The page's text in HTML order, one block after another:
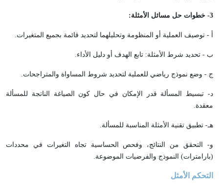
3
- خطوات حل مسائل الأمثلة:
أ - توصيف العملية أو المنظومة وتحليلهما لتحديد قائمة بجميع المتغيرات.
ب - تحديد شرط الأمثلة: تابع الهدف أو دليل الأداء.
ج - وضع نموذج رياضي للعملية لتحديد شروط المساواة والمتراجحات.
د- تبسيط المسألة قدر الإمكان في حال كون الصياغة الناتجة للمسألة
معقدة.
هـ- تطبيق تقنية الأمثلة المناسبة للمسألة.
و- التحقق من النتائج، وفحص الحساسية تجاه التغيرات في محددات
(بارامترات) النموذج والفرضيات الموضوعة.
التحكم الأمثل